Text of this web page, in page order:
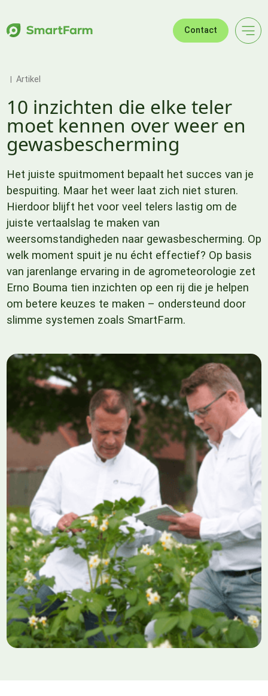
Contact
Artikel
10 inzichten die elke teler
moet kennen over weer en
gewasbescherming
Het juiste spuitmoment bepaalt het succes van je
bespuiting. Maar het weer laat zich niet sturen.
Hierdoor blijft het voor veel telers lastig om de
juiste vertaalslag te maken van
weersomstandigheden naar gewasbescherming. Op
welk moment spuit je nu écht effectief? Op basis
van jarenlange ervaring in de agrometeorologie zet
Erno Bouma tien inzichten op een rij die je helpen
om betere keuzes te maken – ondersteund door
slimme systemen zoals SmartFarm.